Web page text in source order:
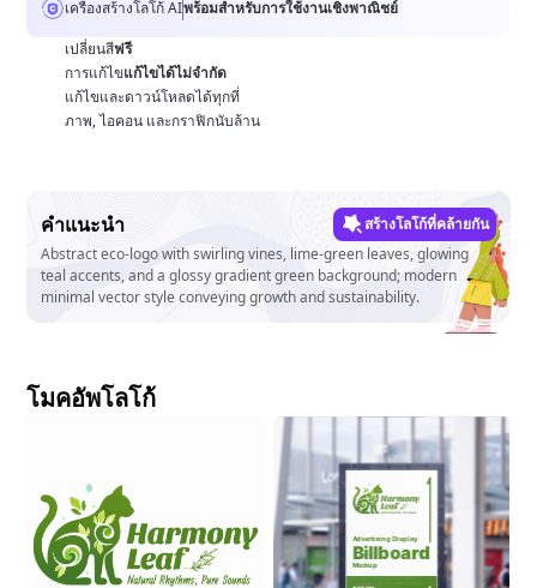
เครื่องสร้างโลโก้ AIพร้อมสำหรับการใช้งานเชิงพาณิชย์
เปลี่ยนสีฟรี
การแก้ไขแก้ไขได้ไม่จำกัด
แก้ไขและดาวน์โหลดได้ทุกที่
ภาพ, ไอคอน และกราฟิกนับล้าน
คำแนะนำ
สร้างโลโก้ที่คล้ายกัน
Abstract eco-logo with swirling vines, lime-green leaves, glowing
teal accents, and a glossy gradient green background; modern
minimal vector style conveying growth and sustainability.
โมคอัพโลโก้
Advertising Display
Billboard
Mockup